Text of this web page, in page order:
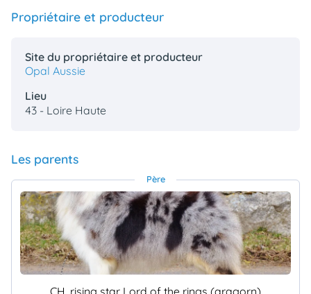
Propriétaire et producteur
Site du propriétaire et producteur
Opal Aussie
Lieu
43 - Loire Haute
Les parents
Père
CH. rising star Lord of the rings (aragorn)